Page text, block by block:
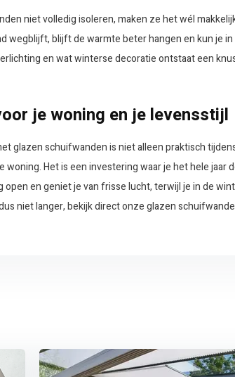
niet volledig isoleren, maken ze het wél
wegblijft, blijft de warmte beter hangen en kun je
en wat winterse decoratie ontstaat een
je woning en je levensstijl
glazen schuifwanden is niet alleen praktisch
woning. Het is een investering waar je het hele jaar
en geniet je van frisse lucht, terwijl je in de
niet langer, bekijk direct onze glazen